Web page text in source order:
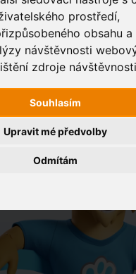
prostředí,
obsahu a
návštěvnosti
zdroje
Souhlasím
Odmítám
Upravit mé předvolby
na vaší adrese?